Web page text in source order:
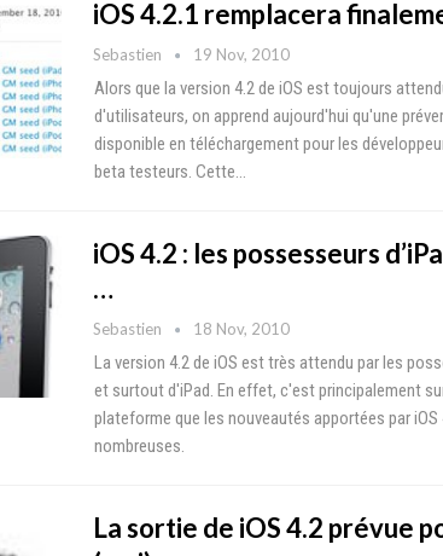
iOS 4.2.1 remplacera
Sebastien 19 Nov, 2010
Alors que la version 4.2 de iOS est toujours
d'utilisateurs, on apprend aujourd'hui qu'une
disponible en téléchargement pour les
beta testeurs. Cette…
iOS 4.2 : les possesseurs
…
Sebastien 18 Nov, 2010
La version 4.2 de iOS est très attendu par les
et surtout d'iPad. En effet, c'est principalement
plateforme que les nouveautés apportées par
nombreuses.
La sortie de iOS 4.2 prévue